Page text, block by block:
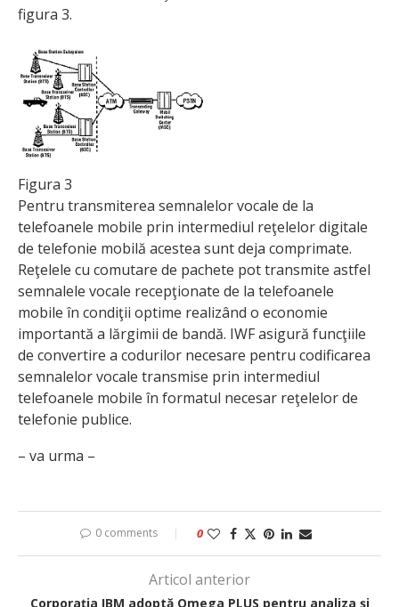
figura 3.
Figura 3
Pentru transmiterea semnalelor vocale de la
telefoanele mobile prin intermediul reţelelor digitale
de telefonie mobilă acestea sunt deja comprimate.
Reţelele cu comutare de pachete pot transmite astfel
semnalele vocale recepţionate de la telefoanele
mobile în condiţii optime realizând o economie
importantă a lărgimii de bandă. IWF asigură funcţiile
de convertire a codurilor necesare pentru codificarea
semnalelor vocale transmise prin intermediul
telefoanele mobile în formatul necesar reţelelor de
telefonie publice.
– va urma –
0 comments 0
Articol anterior
Corporaţia IBM adoptă Omega PLUS pentru analiza şi